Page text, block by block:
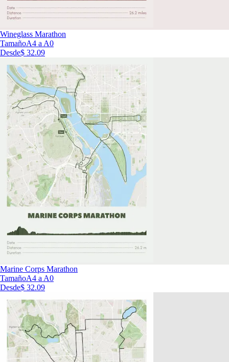
Wineglass Marathon
TamañoA4 a A0
Desde$ 32.09
Marine Corps Marathon
TamañoA4 a A0
Desde$ 32.09